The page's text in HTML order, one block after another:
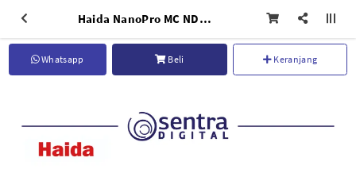
Haida NanoPro MC ND3.0 (1000X) 72mm - HD3295
Whatsapp Beli Keranjang